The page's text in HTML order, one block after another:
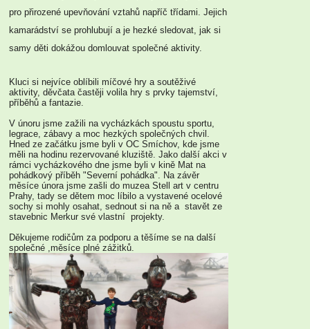
pro přirozené upevňování vztahů napříč třídami. Jejich
kamarádství se prohlubují a je hezké sledovat, jak si
samy děti dokážou domlouvat společné aktivity.
Kluci si nejvíce oblíbili míčové hry a soutěživé
aktivity, děvčata častěji volila hry s prvky tajemství,
příběhů a fantazie.
V únoru jsme zažili na vycházkách spoustu sportu,
legrace, zábavy a moc hezkých společných chvil.
Hned ze začátku jsme byli v OC Smíchov, kde jsme
měli na hodinu rezervované kluziště. Jako další akci v
rámci vycházkového dne jsme byli v kině Mat na
pohádkový příběh "Severní pohádka". Na závěr
měsíce února jsme zašli do muzea Stell art v centru
Prahy, tady se dětem moc líbilo a vystavené ocelové
sochy si mohly osahat, sednout si na ně a stavět ze
stavebnic Merkur své vlastní projekty.
Děkujeme rodičům za podporu a těšíme se na další
společné ,měsíce plné zážitků.